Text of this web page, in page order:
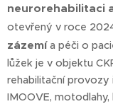
neurorehabilitaci
otevřený v roce
zázemía péči o
lůžek je v objektu
rehabilitační provozy
IMOOVE,